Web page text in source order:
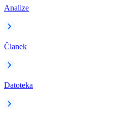
Analize
Članek
Datoteka